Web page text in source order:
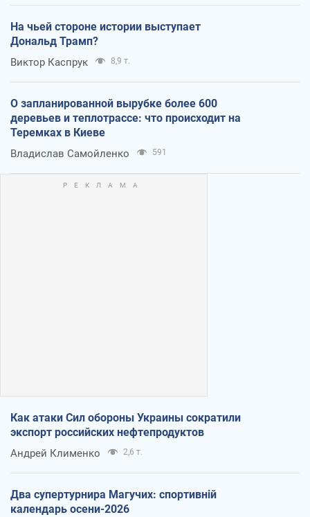
На чьей стороне истории выступает
Дональд Трамп?
Виктор Каспрук 8,9 т.
О запланированной вырубке более 600
деревьев и теплотрассе: что происходит на
Теремках в Киеве
Владислав Самойленко 591
Как атаки Сил обороны Украины сократили
экспорт российских нефтепродуктов
Андрей Клименко 2,6 т.
Два супертурнира Магучих: спортивній
календарь осени-2026